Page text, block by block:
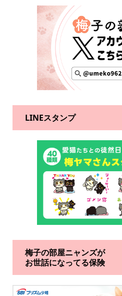
LINEスタンプ
梅子の部屋ニャンズが
お世話になってる保険